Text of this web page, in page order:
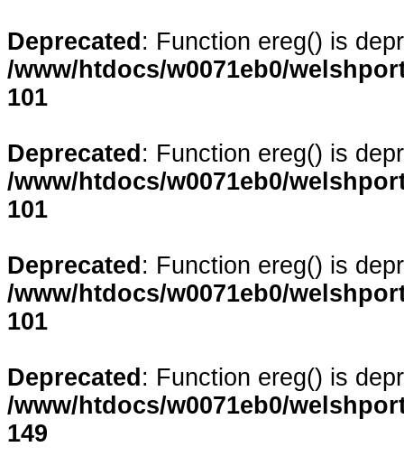
Deprecated : Function ereg() is
/www/htdocs/w0071eb0/
101
Deprecated : Function ereg() is
/www/htdocs/w0071eb0/
101
Deprecated : Function ereg() is
/www/htdocs/w0071eb0/
101
Deprecated : Function ereg() is
/www/htdocs/w0071eb0/
149